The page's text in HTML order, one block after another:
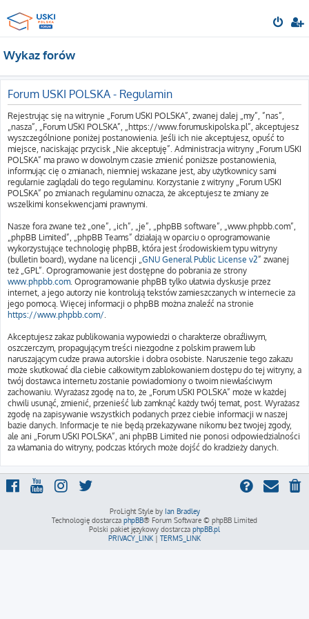
Wykaz forów
Forum USKI POLSKA - Regulamin
Rejestrując się na witrynie „Forum USKI POLSKA”, zwanej dalej „my”, ”nas”,
„nasza”, „Forum USKI POLSKA”, „https://www.forumuskipolska.pl”, akceptujesz
wyszczególnione poniżej postanowienia. Jeśli ich nie akceptujesz, opuść to
miejsce, naciskając przycisk „Nie akceptuję”. Administracja witryny „Forum USKI
POLSKA” ma prawo w dowolnym czasie zmienić poniższe postanowienia,
informując cię o zmianach, niemniej wskazane jest, aby użytkownicy sami
regularnie zaglądali do tego regulaminu. Korzystanie z witryny „Forum USKI
POLSKA” po zmianach regulaminu oznacza, że akceptujesz te zmiany ze
wszelkimi konsekwencjami prawnymi.
Nasze fora zwane też „one”, „ich”, „je”, „phpBB software”, „www.phpbb.com”,
„phpBB Limited”, „phpBB Teams” działają w oparciu o oprogramowanie
wykorzystujące technologię phpBB, która jest środowiskiem typu witryny
(bulletin board), wydane na licencji „GNU General Public License v2” zwanej
też „GPL”. Oprogramowanie jest dostępne do pobrania ze strony
www.phpbb.com. Oprogramowanie phpBB tylko ułatwia dyskusje przez
internet, a jego autorzy nie kontrolują tekstów zamieszczanych w internecie za
jego pomocą. Więcej informacji o phpBB można znaleźć na stronie
https://www.phpbb.com/.
Akceptujesz zakaz publikowania wypowiedzi o charakterze obraźliwym,
oszczerczym, propagującym treści niezgodne z polskim prawem lub
naruszającym cudze prawa autorskie i dobra osobiste. Naruszenie tego zakazu
może skutkować dla ciebie całkowitym zablokowaniem dostępu do tej witryny, a
twój dostawca internetu zostanie powiadomiony o twoim niewłaściwym
zachowaniu. Wyrażasz zgodę na to, że „Forum USKI POLSKA” może w każdej
chwili usunąć, zmienić, przenieść lub zamknąć każdy twój temat, post. Wyrażasz
zgodę na zapisywanie wszystkich podanych przez ciebie informacji w naszej
bazie danych. Informacje te nie będą przekazywane nikomu bez twojej zgody,
ale ani „Forum USKI POLSKA”, ani phpBB Limited nie ponosi odpowiedzialności
za włamania do witryny, podczas których może dojść do kradzieży danych.
ProLight Style by Ian Bradley
Technologię dostarcza phpBB® Forum Software © phpBB Limited
Polski pakiet językowy dostarcza phpBB.pl
PRIVACY_LINK | TERMS_LINK